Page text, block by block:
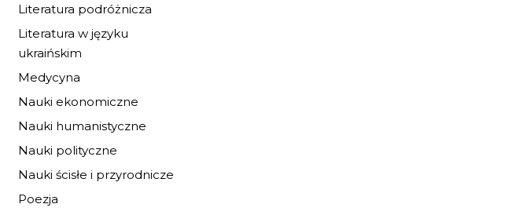
Literatura podróżnicza
Literatura w języku
ukraińskim
Medycyna
Nauki ekonomiczne
Nauki humanistyczne
Nauki polityczne
Nauki ścisłe i przyrodnicze
Poezja